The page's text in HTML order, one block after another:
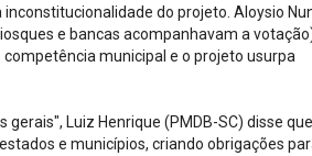
do projeto. Aloysio
e bancas acompanhavam a
municipal e o projeto usurpa
Luiz Henrique (PMDB-SC) disse
e municípios, criando obrigações